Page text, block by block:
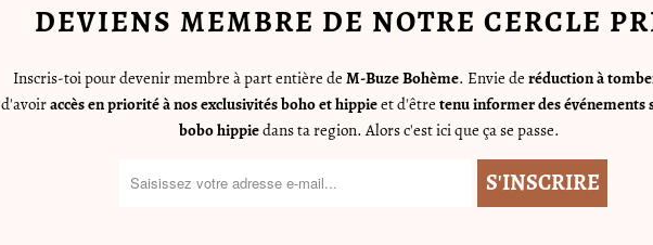
DEVIENS MEMBRE DE NOTRE CERCLE
Inscris-toi pour devenir membre à part entière de M-Buze Bohème. Envie de réduction à
d'avoiraccès en priorité à nos exclusivités boho et hippieet d'être tenu informer des événements
bobo hippiedans ta region. Alors c'est ici que ça se passe.